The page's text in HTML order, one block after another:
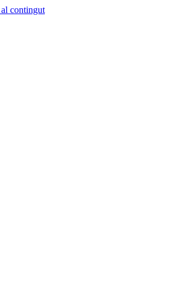
contingut